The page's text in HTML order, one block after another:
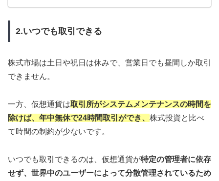
2.いつでも取引できる
株式市場は土日や祝日は休みで、営業日でも昼間しか取引
できません。
一方、仮想通貨は取引所がシステムメンテナンスの時間を
除けば、年中無休で24時間取引ができ、 株式投資と比べ
て時間の制約が少ないです。
いつでも取引できるのは、仮想通貨が特定の管理者に依存
せず、世界中のユーザーによって分散管理されているため